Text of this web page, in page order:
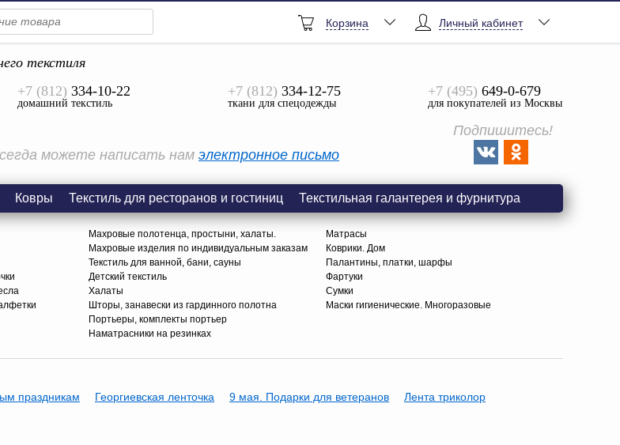
Просмотреть Все
Личный кабинет
Корзина
текстиля
+7 (812) 334-10-22
домашний текстиль
+7 (812) 334-12-75
ткани для спецодежды
+7 (495) 649-0-679
для покупателей из Москвы
можете написать нам электронное письмо
Подпишитесь!
Ковры Текстиль для ресторанов и гостиниц Текстильная галантерея и фурнитура
Махровые полотенца, простыни, халаты.
Махровые изделия по индивидуальным заказам
Текстиль для ванной, бани, сауны
Детский текстиль
Халаты
Шторы, занавески из гардинного полотна
Портьеры, комплекты портьер
Наматрасники на резинках
Матрасы
Коврики. Дом
Палантины, платки, шарфы
Фартуки
Сумки
Маски гигиенические. Многоразовые
праздникам Георгиевская ленточка 9 мая. Подарки для ветеранов
Лента триколор